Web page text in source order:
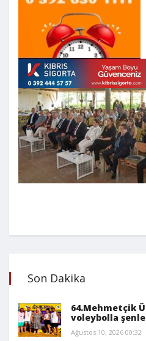
Son Dakika
64.Mehmetçik
voleybolla
Ağustos 10, 2026 00:32